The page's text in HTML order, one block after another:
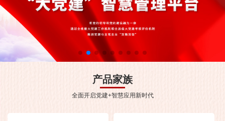
产品家族
全面开启党建+智慧应用新时代